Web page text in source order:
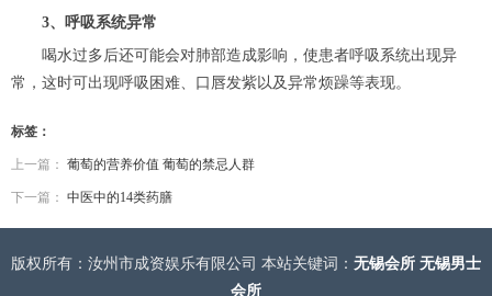
3、呼吸系统异常
喝水过多后还可能会对肺部造成影响，使患者呼吸系统出现异
常，这时可出现呼吸困难、口唇发紫以及异常烦躁等表现。
标签：
上一篇： 葡萄的营养价值 葡萄的禁忌人群
下一篇： 中医中的14类药膳
版权所有：汝州市成资娱乐有限公司 本站关键词： 无锡会所 无锡男士
会所